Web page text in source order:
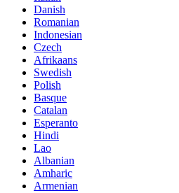
Danish
Romanian
Indonesian
Czech
Afrikaans
Swedish
Polish
Basque
Catalan
Esperanto
Hindi
Lao
Albanian
Amharic
Armenian